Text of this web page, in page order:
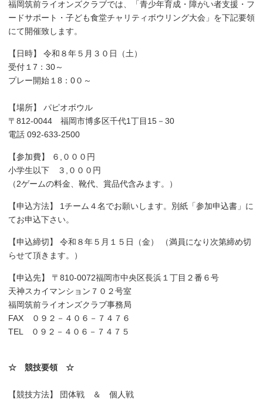
福岡筑前ライオンズクラブでは、「青少年育成・障がい者支援・フ
ードサポート・子ども食堂チャリティボウリング大会」を下記要領
にて開催致します。
【日時】 令和８年５月３０日（土）
受付１7：30～
プレー開始１8：0０～
【場所】 パピオボウル
〒812‐0044 福岡市博多区千代1丁目15－30
電話 092‐633-2500
【参加費】 ６,０００円
小学生以下 ３,０００円
（2ゲームの料金、靴代、賞品代含みます。）
【申込方法】 1チーム４名でお願いします。別紙「参加申込書」に
てお申込下さい。
【申込締切】 令和８年５月１５日（金） （満員になり次第締め切
らせて頂きます。）
【申込先】 〒810-0072福岡市中央区長浜１丁目２番６号
天神スカイマンション７０２号室
福岡筑前ライオンズクラブ事務局
FAX ０９２－４０６－７４７６
TEL ０９２－４０６－７４７５
☆ 競技要領 ☆
【競技方法】 団体戦 ＆ 個人戦